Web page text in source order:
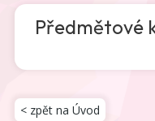
Předmětové
< zpět na Úvod